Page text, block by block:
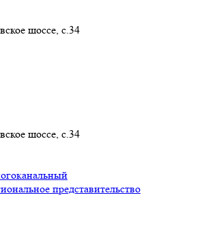
шоссе, с.34
шоссе, с.34
представительство